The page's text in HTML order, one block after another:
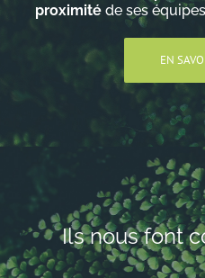
Nos
Nous
Nous
Espace
proximité de ses
EN
Ils nous font